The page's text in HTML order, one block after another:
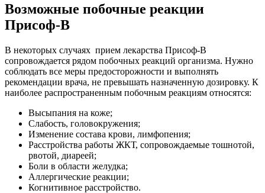
Возможные побочные реакции
Присоф-В
В некоторых случаях прием лекарства Присоф-В
сопровождается рядом побочных реакций организма. Нужно
соблюдать все меры предосторожности и выполнять
рекомендации врача, не превышать назначенную дозировку. К
наиболее распространенным побочным реакциям относятся:
Высыпания на коже;
Слабость, головокружения;
Изменение состава крови, лимфопения;
Расстройства работы ЖКТ, сопровождаемые тошнотой,
рвотой, диареей;
Боли в области желудка;
Аллергические реакции;
Когнитивное расстройство.